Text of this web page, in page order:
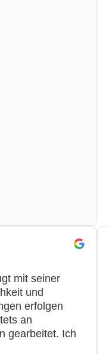
mit seiner
und
erfolgen
an
gearbeitet. Ich